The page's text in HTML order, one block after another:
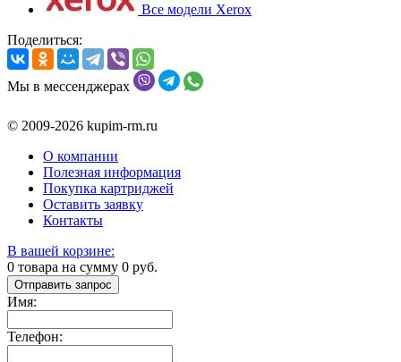
Все модели Xerox
Поделиться:
Мы в мессенджерах
© 2009-2026 kupim-rm.ru
О компании
Полезная информация
Покупка картриджей
Оставить заявку
Контакты
В вашей корзине:
0 товара на сумму 0 руб.
Отправить запрос
Имя:
Телефон: